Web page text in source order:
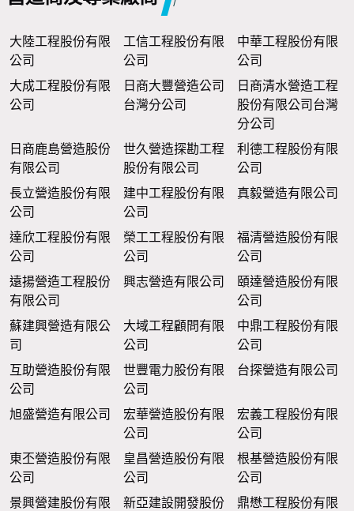
大陸工程股份有限
公司
工信工程股份有限
公司
中華工程股份有限
公司
大成工程股份有限
公司
日商大豐營造公司
台灣分公司
日商清水營造工程
股份有限公司台灣
分公司
日商鹿島營造股份
有限公司
世久營造探勘工程
股份有限公司
利德工程股份有限
公司
長立營造股份有限
公司
建中工程股份有限
公司
真毅營造有限公司
達欣工程股份有限
公司
榮工工程股份有限
公司
福清營造股份有限
公司
遠揚營造工程股份
有限公司
興志營造有限公司
頤達營造股份有限
公司
蘇建興營造有限公
司
大域工程顧問有限
公司
中鼎工程股份有限
公司
互助營造股份有限
公司
世豐電力股份有限
公司
台探營造有限公司
旭盛營造有限公司
宏華營造股份有限
公司
宏義工程股份有限
公司
東丕營造股份有限
公司
皇昌營造股份有限
公司
根基營造股份有限
公司
景興營建股份有限
新亞建設開發股份
鼎懋工程股份有限